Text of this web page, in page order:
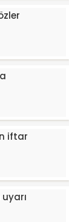
iftar